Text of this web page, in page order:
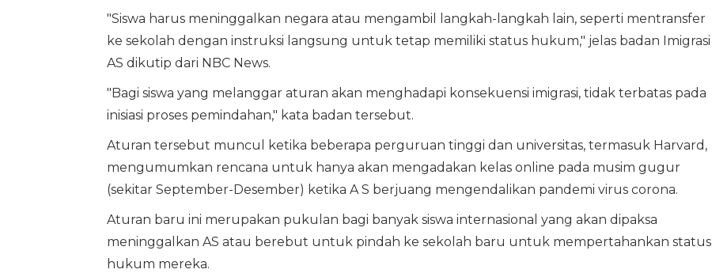
"Siswa harus meninggalkan negara atau mengambil langkah-langkah lain, seperti mentransfer
ke sekolah dengan instruksi langsung untuk tetap memiliki status hukum," jelas badan Imigrasi
AS dikutip dari NBC News.
"Bagi siswa yang melanggar aturan akan menghadapi konsekuensi imigrasi, tidak terbatas pada
inisiasi proses pemindahan," kata badan tersebut.
Aturan tersebut muncul ketika beberapa perguruan tinggi dan universitas, termasuk Harvard,
mengumumkan rencana untuk hanya akan mengadakan kelas online pada musim gugur
(sekitar September-Desember) ketika A S berjuang mengendalikan pandemi virus corona.
Aturan baru ini merupakan pukulan bagi banyak siswa internasional yang akan dipaksa
meninggalkan AS atau berebut untuk pindah ke sekolah baru untuk mempertahankan status
hukum mereka.